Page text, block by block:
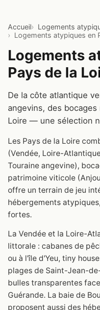
Accueil
Logements
Logements atypiques en
Logements
Pays de la
De la côte atlantique
angevins, des
Loire — une sélection
Les Pays de la Loire
(Vendée, Loire-
Touraine angevine),
patrimoine viticole
offre un terrain de jeu
hébergements
fortes.
La Vendée et la Loire-
littorale : cabanes de
ou à l'île d'Yeu, tiny
plages de Saint-Jean-
bulles transparentes
Guérande. La baie de
proposent aussi des